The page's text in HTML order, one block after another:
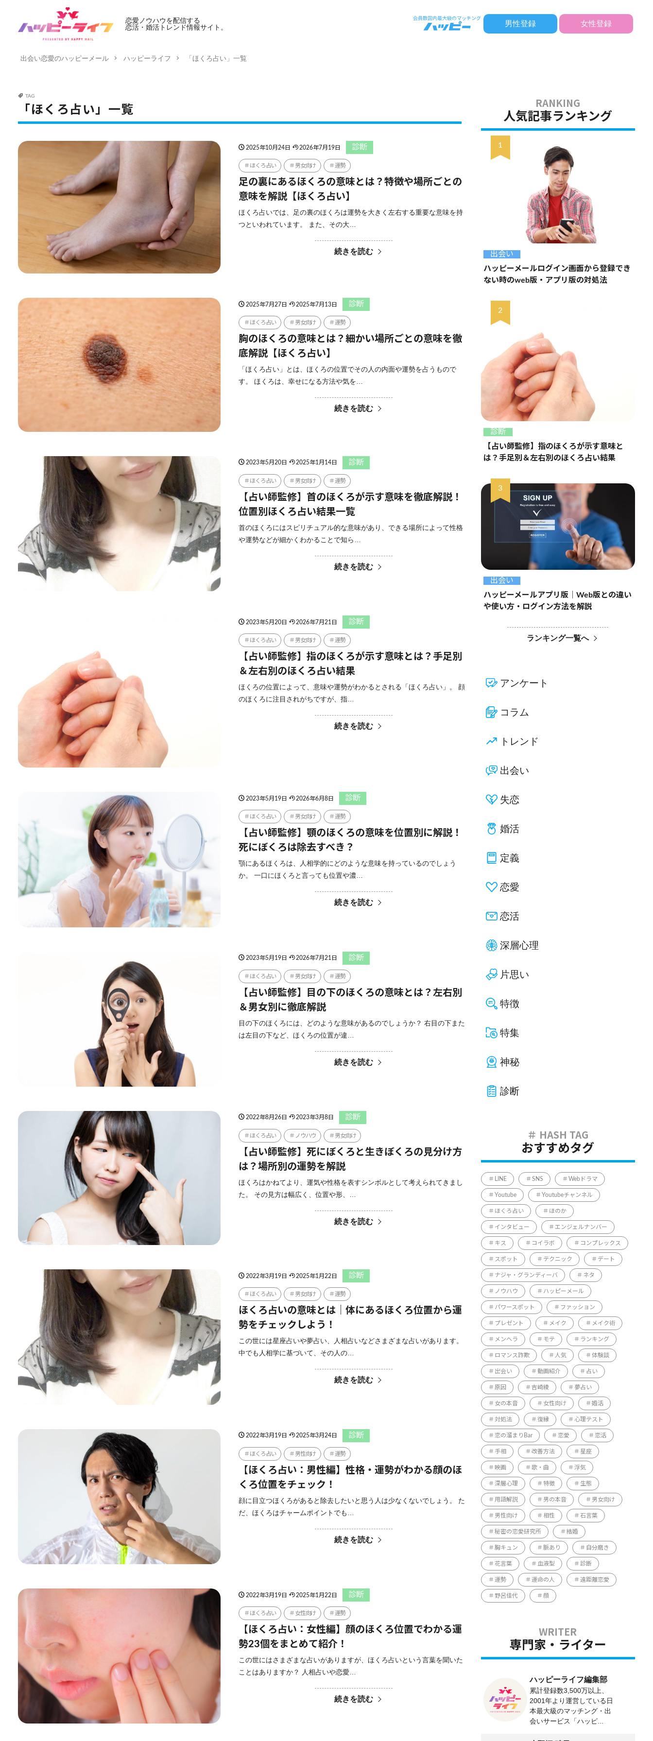
恋愛ノウハウを配信する
恋活・婚活トレンド情報サイト。
男性登録 女性登録
出会い恋愛のハッピーメール ハッピーライフ 「ほくろ占い」一覧
TAG
「ほくろ占い」一覧
2025年10月24日 2026年7月19日 診断
ほくろ占い 男女向け 運勢
足の裏にあるほくろの意味とは？特徴や場所ごとの
意味を解説【ほくろ占い】
ほくろ占いでは、足の裏のほくろは運勢を大きく左右する重要な意味を持
つといわれています。 また、その大…
続きを読む
2025年7月27日 2025年7月13日 診断
ほくろ占い 男女向け 運勢
胸のほくろの意味とは？細かい場所ごとの意味を徹
底解説【ほくろ占い】
「ほくろ占い」とは、ほくろの位置でその人の内面や運勢を占うもので
す。 ほくろは、幸せになる方法や気を…
続きを読む
2023年5月20日 2025年1月14日 診断
ほくろ占い 男女向け 運勢
【占い師監修】首のほくろが示す意味を徹底解説！
位置別ほくろ占い結果一覧
首のほくろにはスピリチュアル的な意味があり、できる場所によって性格
や運勢などが細かくわかることで知ら…
続きを読む
2023年5月20日 2026年7月21日 診断
ほくろ占い 男女向け 運勢
【占い師監修】指のほくろが示す意味とは？手足別
＆左右別のほくろ占い結果
ほくろの位置によって、意味や運勢がわかるとされる「ほくろ占い」。 顔
のほくろに注目されがちですが、指…
続きを読む
2023年5月19日 2026年6月8日 診断
ほくろ占い 男女向け 運勢
【占い師監修】顎のほくろの意味を位置別に解説！
死にぼくろは除去すべき？
顎にあるほくろは、人相学的にどのような意味を持っているのでしょう
か。 一口にほくろと言っても位置や濃…
続きを読む
2023年5月19日 2026年7月21日 診断
ほくろ占い 男女向け 運勢
【占い師監修】目の下のほくろの意味とは？左右別
＆男女別に徹底解説
目の下のほくろには、どのような意味があるのでしょうか？ 右目の下また
は左目の下など、ほくろの位置が違…
続きを読む
2022年8月26日 2023年3月8日 診断
ほくろ占い ノウハウ 男女向け
【占い師監修】死にぼくろと生きぼくろの見分け方
は？場所別の運勢を解説
ほくろはかねてより、運気や性格を表すシンボルとして考えられてきまし
た。 その見方は幅広く、位置や形、…
続きを読む
2022年3月19日 2025年1月22日 診断
ほくろ占い 男女向け 運勢
ほくろ占いの意味とは｜体にあるほくろ位置から運
勢をチェックしよう！
この世には星座占いや夢占い、人相占いなどさまざまな占いがあります。
中でも人相学に基づいて、その人の…
続きを読む
2022年3月19日 2025年3月24日 診断
ほくろ占い 男性向け 運勢
【ほくろ占い：男性編】性格・運勢がわかる顔のほ
くろ位置をチェック！
顔に目立つほくろがあると除去したいと思う人は少なくないでしょう。 た
だ、ほくろはチャームポイントでも…
続きを読む
2022年3月19日 2025年1月22日 診断
ほくろ占い 女性向け 運勢
【ほくろ占い：女性編】顔のほくろ位置でわかる運
勢23個をまとめて紹介！
この世にはさまざまな占いがありますが、ほくろ占いという言葉を聞いた
ことはありますか？ 人相占いや恋愛…
続きを読む
人気記事ランキング
出会い
ハッピーメールログイン画面から登録でき
ない時のweb版・アプリ版の対処法
診断
【占い師監修】指のほくろが示す意味と
は？手足別＆左右別のほくろ占い結果
出会い
ハッピーメールアプリ版｜Web版との違い
や使い方・ログイン方法を解説
ランキング一覧へ
アンケート
コラム
トレンド
出会い
失恋
婚活
定義
恋愛
恋活
深層心理
片思い
特徴
特集
神秘
診断
おすすめタグ
LINE SNS Webドラマ
Youtube Youtubeチャンネル
ほくろ占い ほのか
インタビュー エンジェルナンバー
キス コイラボ コンプレックス
スポット テクニック デート
ナジャ・グランディーバ ネタ
ノウハウ ハッピーメール
パワースポット ファッション
プレゼント メイク メイク術
メンヘラ モテ ランキング
ロマンス詐欺 人気 体験談
出会い 動画紹介 占い
原因 吉崎綾 夢占い
女の本音 女性向け 婚活
対処法 復縁 心理テスト
恋の溜まりBar 恋愛 恋活
手相 改善方法 星座
映画 歌・曲 浮気
深層心理 特徴 生態
用語解説 男の本音 男女向け
男性向け 相性 石言葉
秘密の恋愛研究所 結婚
胸キュン 脈あり 自分磨き
花言葉 血液型 診断
運勢 運命の人 遠距離恋愛
野呂佳代 顔
専門家・ライター
ハッピーライフ編集部
累計登録数3,500万以上、
2001年より運営している日
本最大級のマッチング・出
会いサービス「ハッピ...